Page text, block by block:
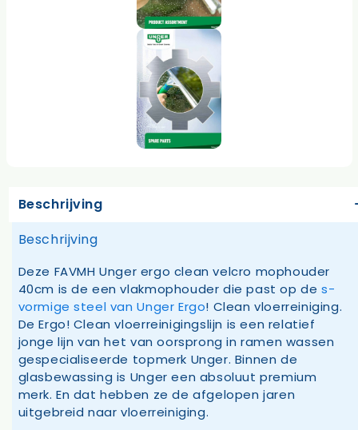
Beschrijving
Beschrijving
Deze FAVMH Unger ergo clean velcro mophouder
40cm is de een vlakmophouder die past op de s-
vormige steel van Unger Ergo! Clean vloerreiniging.
De Ergo! Clean vloerreinigingslijn is een relatief
jonge lijn van het van oorsprong in ramen wassen
gespecialiseerde topmerk Unger. Binnen de
glasbewassing is Unger een absoluut premium
merk. En dat hebben ze de afgelopen jaren
uitgebreid naar vloerreiniging.